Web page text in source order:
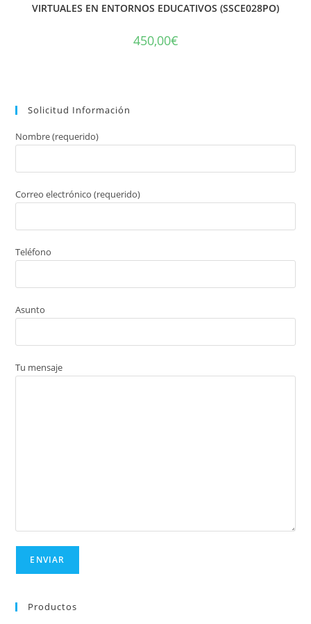
VIRTUALES EN ENTORNOS EDUCATIVOS (SSCE028PO)
450,00€
Solicitud Información
Nombre (requerido)
Correo electrónico (requerido)
Teléfono
Asunto
Tu mensaje
Productos